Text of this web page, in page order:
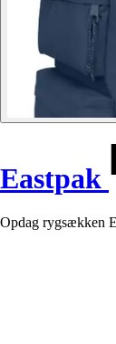
Eastpak
Opdag rygsækken